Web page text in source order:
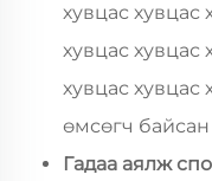
хувцас хувцас
хувцас хувцас
хувцас хувцас
өмсөгч байсан
Гадаа аялж